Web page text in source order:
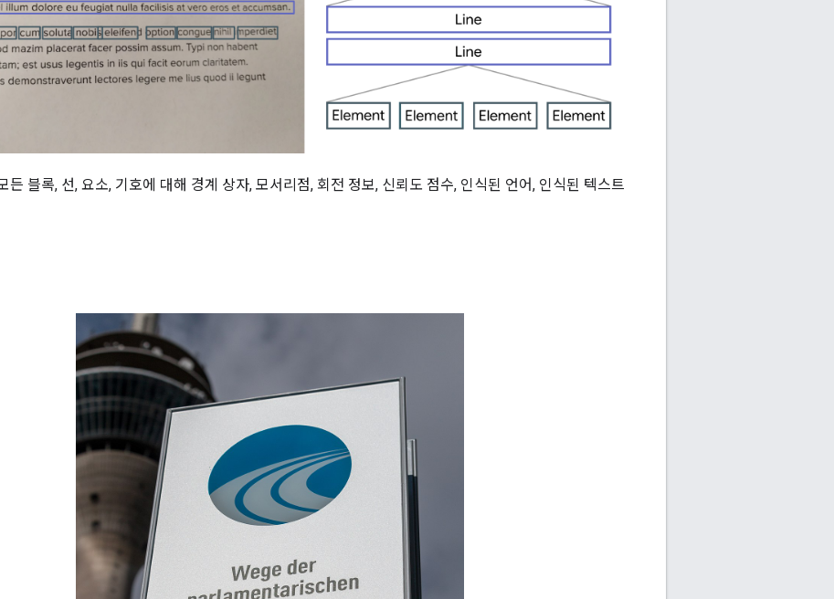
든 블록, 선, 요소, 기호에 대해 경계 상자, 모서리점, 회전 정보, 신뢰도 점수, 인식된 언어, 인식된 텍스트